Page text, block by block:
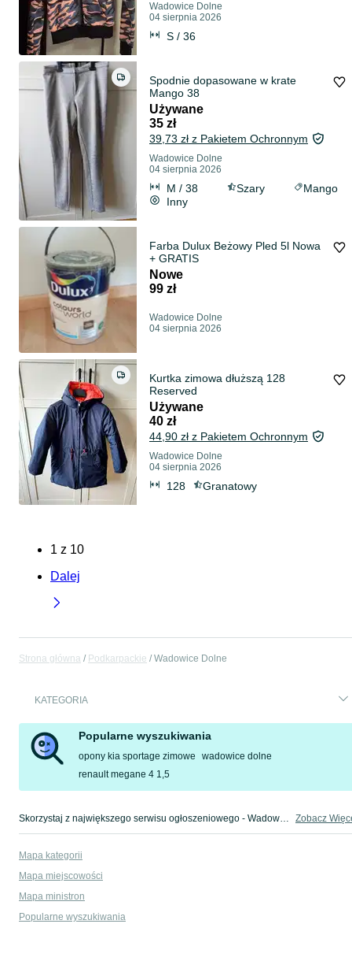
Wadowice Dolne
04 sierpnia 2026
S / 36
Spodnie dopasowane w krate
Mango 38
Używane
35 zł
39,73 zł z Pakietem Ochronnym
Wadowice Dolne
04 sierpnia 2026
M / 38 Szary
Mango
Inny
Farba Dulux Beżowy Pled 5l Nowa
+ GRATIS
Nowe
99 zł
Wadowice Dolne
04 sierpnia 2026
Kurtka zimowa dłuższą 128
Reserved
Używane
40 zł
44,90 zł z Pakietem Ochronnym
Wadowice Dolne
04 sierpnia 2026
128 Granatowy
1 z 10
Dalej
Strona główna Podkarpackie Wadowice Dolne
KATEGORIA
Popularne wyszukiwania
opony kia sportage zimowe
wadowice dolne
renault megane 4 1,5
Skorzystaj z największego serwisu ogłoszeniowego - Wadowice Dolne i okolice! Kupuj to, czego pragniesz i sprzedawaj to, czego już nie potrzebujesz! Zobacz
Mapa kategorii
Mapa miejscowości
Mapa ministron
Popularne wyszukiwania